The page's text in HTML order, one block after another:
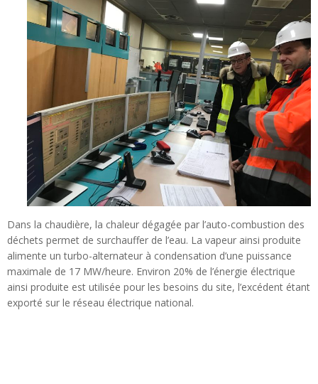
Dans la chaudière, la chaleur dégagée par l’auto-combustion des
déchets permet de surchauffer de l’eau. La vapeur ainsi produite
alimente un turbo-alternateur à condensation d’une puissance
maximale de 17 MW/heure. Environ 20% de l’énergie électrique
ainsi produite est utilisée pour les besoins du site, l’excédent étant
exporté sur le réseau électrique national.